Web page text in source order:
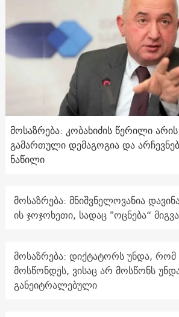
მოსაზრება: კობახიძის წერილი
გამართული დემაგოგია და
ნაწილი
მოსაზრება: მნიშვნელოვანია
ის ჯოჯოხეთი, სადაც "ოცნება“
მოსაზრება: დიქტატორს უნდა, რომ
მოსწონდეს, ვისაც არ მოსწონს
განეიტრალებული